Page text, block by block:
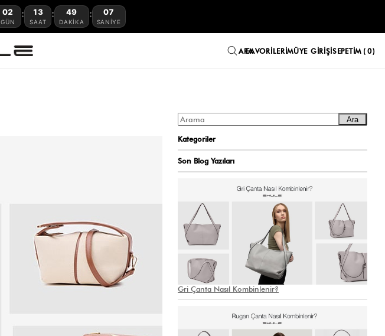
02
GÜN
: 13
SAAT
: 49
DAKIKA
: 07
SANIYE
FAVORILERIMÜYE GIRIŞISEPETIM 0
Ara
Kategoriler
Son Blog Yazıları
Gri Çanta Nasıl Kombinlenir?